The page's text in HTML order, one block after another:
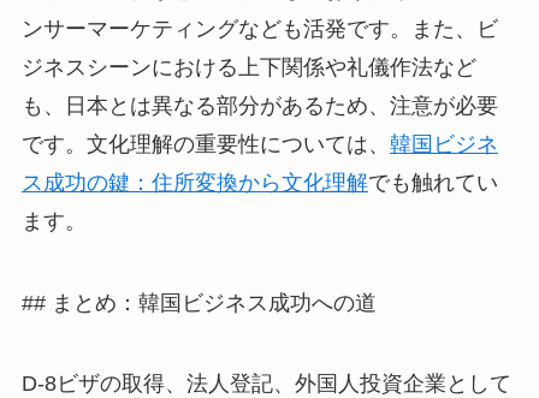
ンサーマーケティングなども活発です。また、ビ
ジネスシーンにおける上下関係や礼儀作法など
も、日本とは異なる部分があるため、注意が必要
です。文化理解の重要性については、 韓国ビジネ
ス成功の鍵：住所変換から文化理解でも触れてい
ます。
## まとめ：韓国ビジネス成功への道
D-8ビザの取得、法人登記、外国人投資企業として